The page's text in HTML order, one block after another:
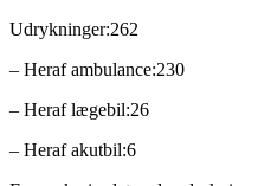
Udrykninger:262
– Heraf ambulance:230
– Heraf lægebil:26
– Heraf akutbil:6